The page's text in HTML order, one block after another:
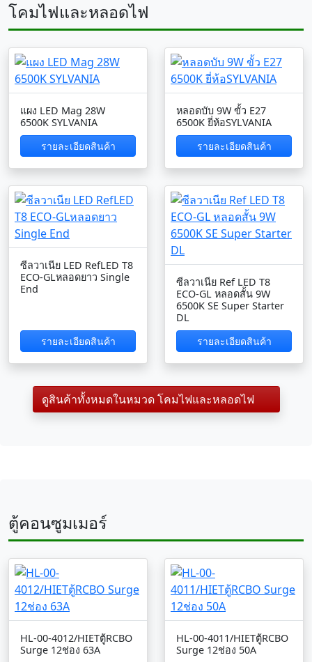
โคมไฟและหลอดไฟ
แผง LED Mag 28W
6500K SYLVANIA
รายละเอียดสินค้า
หลอดบับ 9W ขั้ว E27
6500K ยี่ห้อSYLVANIA
รายละเอียดสินค้า
ซีลวาเนีย LED RefLED T8
ECO-GLหลอดยาว Single
End
รายละเอียดสินค้า
ซีลวาเนีย Ref LED T8
ECO-GL หลอดสั้น 9W
6500K SE Super Starter
DL
รายละเอียดสินค้า
ดูสินค้าทั้งหมดในหมวด โคมไฟและหลอดไฟ
ตู้คอนซูมเมอร์
HL-00-4012/HIETตู้RCBO
Surge 12ช่อง 63A
HL-00-4011/HIETตู้RCBO
Surge 12ช่อง 50A